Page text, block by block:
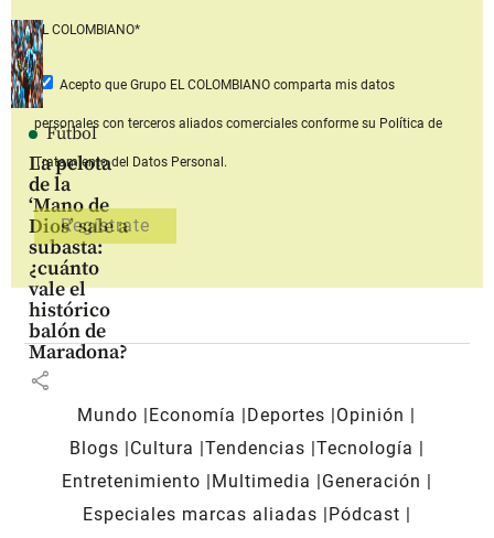
Fútbol
La pelota
de la
‘Mano de
Dios’ sale a
subasta:
¿cuánto
vale el
histórico
balón de
Maradona?
share
EL COLOMBIANO*
Acepto que Grupo EL COLOMBIANOcomparta mis datos
personales con terceros aliados comerciales conforme su Política de
Tratamiento del Datos Personal.
Mundo Economía Deportes
Opinión
Blogs
Cultura Tendencias Tecnología
Entretenimiento
Multimedia
Generación
Especiales marcas aliadas
Pódcast